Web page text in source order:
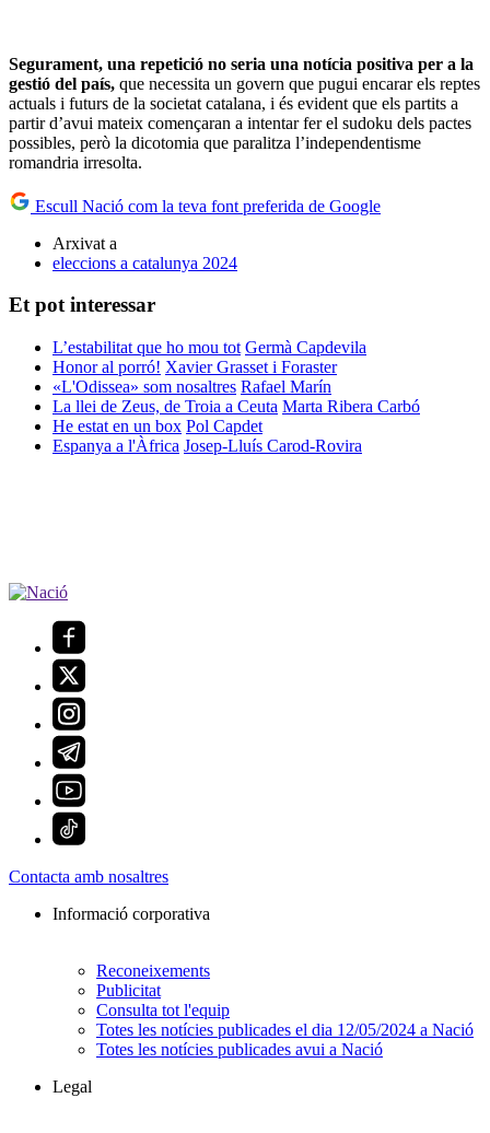
Segurament, una repetició no seria una notícia positiva per a la
gestió del país, que necessita un govern que pugui encarar els reptes
actuals i futurs de la societat catalana, i és evident que els partits a
partir d’avui mateix començaran a intentar fer el sudoku dels pactes
possibles, però la dicotomia que paralitza l’independentisme
romandria irresolta.
Escull Nació com la teva font preferida de Google
Arxivat a
eleccions a catalunya 2024
Et pot interessar
L’estabilitat que ho mou tot Germà Capdevila
Honor al porró! Xavier Grasset i Foraster
«L'Odissea» som nosaltres Rafael Marín
La llei de Zeus, de Troia a Ceuta Marta Ribera Carbó
He estat en un box Pol Capdet
Espanya a l'Àfrica Josep-Lluís Carod-Rovira
Contacta amb nosaltres
Informació corporativa
Reconeixements
Publicitat
Consulta tot l'equip
Totes les notícies publicades el dia 12/05/2024 a Nació
Totes les notícies publicades avui a Nació
Legal